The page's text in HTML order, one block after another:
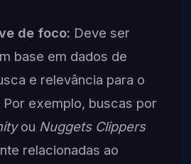
de foco: Deve ser
base em dados de
e relevância para o
exemplo, buscas por
ou Nuggets Clippers
relacionadas ao